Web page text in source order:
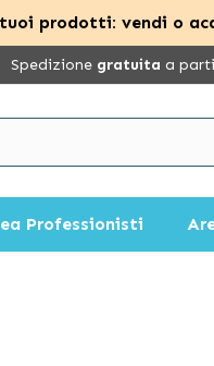
prodotti: vendi o
Spedizione gratuita a
Professionisti